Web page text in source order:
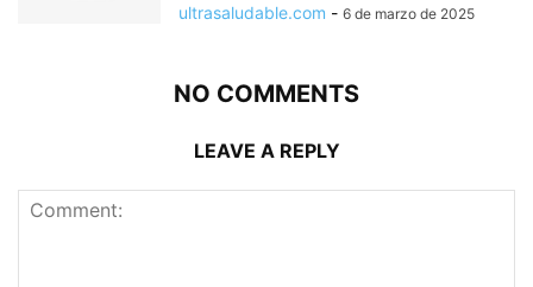
ultrasaludable.com - 6 de marzo de 2025
NO COMMENTS
LEAVE A REPLY